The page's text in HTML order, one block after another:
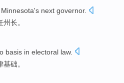
Minnesota's next governor.
州长。
basis in electoral law.
基础。